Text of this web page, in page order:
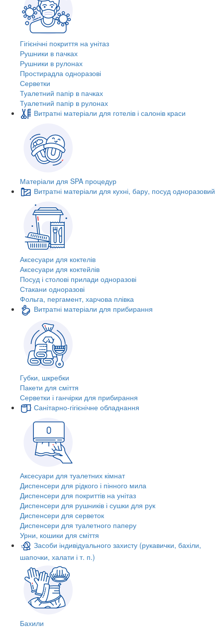
Гігієнічні покриття на унітаз
Рушники в пачках
Рушники в рулонах
Простирадла одноразові
Серветки
Туалетний папір в пачках
Туалетний папір в рулонах
Витратні матеріали для готелів і салонів краси
Матеріали для SPA процедур
Витратні матеріали для кухні, бару, посуд одноразовий
Аксесуари для коктелів
Аксесуари для коктейлів
Посуд і столові прилади одноразові
Стакани одноразові
Фольга, пергамент, харчова плівка
Витратні матеріали для прибирання
Губки, шкребки
Пакети для сміття
Серветки і ганчірки для прибирання
Санітарно-гігієнічне обладнання
Аксесуари для туалетних кімнат
Диспенсери для рідкого і пінного мила
Диспенсери для покриттів на унітаз
Диспенсери для рушників і сушки для рук
Диспенсери для серветок
Диспенсери для туалетного паперу
Урни, кошики для сміття
Засоби індивідуального захисту (рукавички, бахіли,
шапочки, халати і т. п.)
Бахили